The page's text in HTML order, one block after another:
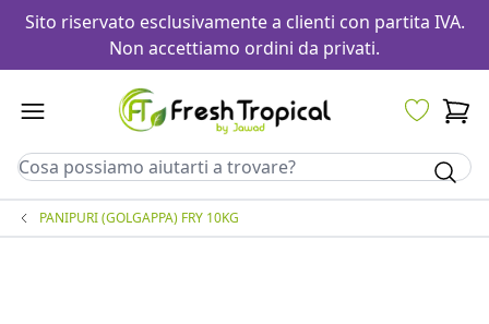
Sito riservato esclusivamente a clienti con partita IVA.
Non accettiamo ordini da privati.
PANIPURI (GOLGAPPA) FRY 10KG